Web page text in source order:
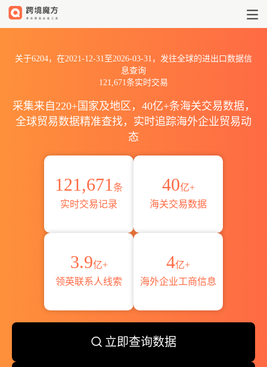
关于6204，在2021-12-31至2026-03-31，发往全球的进出口数据信
息查询
121,671条实时交易
采集来自220+国家及地区，40亿+条海关交易数据，
全球贸易数据精准查找，实时追踪海外企业贸易动
态
121,671 条
实时交易记录
40亿+
海关交易数据
3.9亿+
领英联系人线索
4亿+
海外企业工商信息
立即查询数据